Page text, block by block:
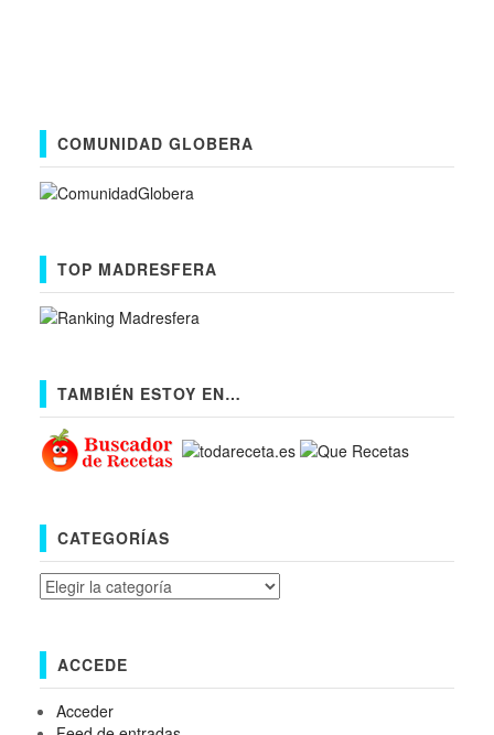
COMUNIDAD GLOBERA
TOP MADRESFERA
TAMBIÉN ESTOY EN…
CATEGORÍAS
Categorías
ACCEDE
Acceder